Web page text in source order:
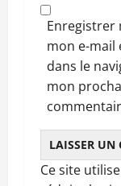
Enregistrer
mon e-mail
dans le
mon
Ce site